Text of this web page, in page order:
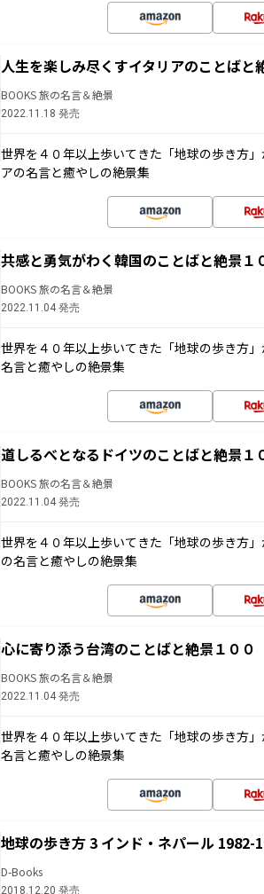
人生を楽しみ尽くすイタリアのことばと
BOOKS 旅の名言＆絶景
2022.11.18 発売
世界を４０年以上歩いてきた「地球の歩き方
アの名言と癒やしの絶景集
共感と勇気がわく韓国のことばと絶景１
BOOKS 旅の名言＆絶景
2022.11.04 発売
世界を４０年以上歩いてきた「地球の歩き方
名言と癒やしの絶景集
道しるべとなるドイツのことばと絶景１
BOOKS 旅の名言＆絶景
2022.11.04 発売
世界を４０年以上歩いてきた「地球の歩き方
の名言と癒やしの絶景集
心に寄り添う台湾のことばと絶景１００
BOOKS 旅の名言＆絶景
2022.11.04 発売
世界を４０年以上歩いてきた「地球の歩き方
名言と癒やしの絶景集
地球の歩き方 3 インド・ネパール 1982-
D-Books
2018.12.20 発売